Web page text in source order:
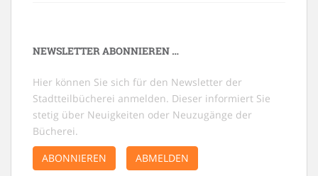
NEWSLETTER ABONNIEREN …
Hier können Sie sich für den Newsletter der
Stadtteilbücherei anmelden. Dieser informiert Sie
stetig über Neuigkeiten oder Neuzugänge der
Bücherei.
ABONNIEREN
ABMELDEN